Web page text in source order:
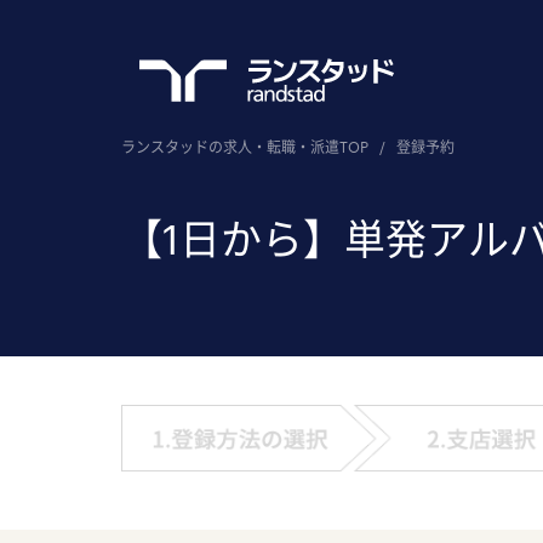
ランスタッドの求人・転職・派遣TOP / 登録予約
【1日から】単発アル